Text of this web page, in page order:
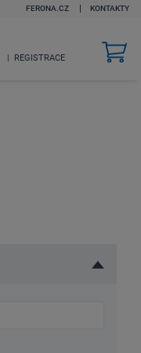
REGISTRACE
v
FERONA.CZ KONTAKTY